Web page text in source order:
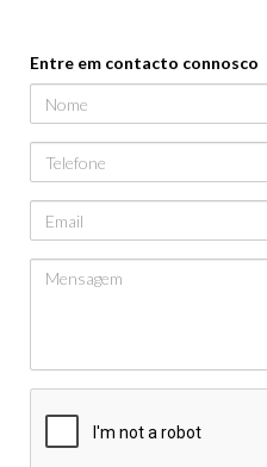
Entre em contacto connosco
Nome
Telefone
Email
Mensagem